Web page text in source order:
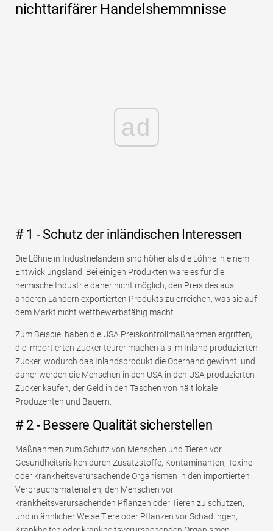
nichttarifärer Handelshemmnisse
ad
# 1 - Schutz der inländischen Interessen
Die Löhne in Industrieländern sind höher als die Löhne in einem
Entwicklungsland. Bei einigen Produkten wäre es für die
heimische Industrie daher nicht möglich, den Preis des aus
anderen Ländern exportierten Produkts zu erreichen, was sie auf
dem Markt nicht wettbewerbsfähig macht.
Zum Beispiel haben die USA Preiskontrollmaßnahmen ergriffen,
die importierten Zucker teurer machen als im Inland produzierten
Zucker, wodurch das Inlandsprodukt die Oberhand gewinnt, und
daher werden die Menschen in den USA in den USA produzierten
Zucker kaufen, der Geld in den Taschen von hält lokale
Produzenten und Bauern.
# 2 - Bessere Qualität sicherstellen
Maßnahmen zum Schutz von Menschen und Tieren vor
Gesundheitsrisiken durch Zusatzstoffe, Kontaminanten, Toxine
oder krankheitsverursachende Organismen in den importierten
Verbrauchsmaterialien; den Menschen vor
krankheitsverursachenden Pflanzen oder Tieren zu schützen;
und in ähnlicher Weise Tiere oder Pflanzen vor Schädlingen,